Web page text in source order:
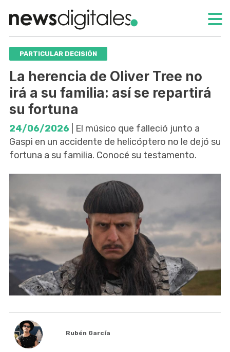
PARTICULAR DECISIÓN
La herencia de Oliver Tree no
irá a su familia: así se repartirá
su fortuna
24/06/2026 | El músico que falleció junto a
Gaspi en un accidente de helicóptero no le dejó su
fortuna a su familia. Conocé su testamento.
Rubén García